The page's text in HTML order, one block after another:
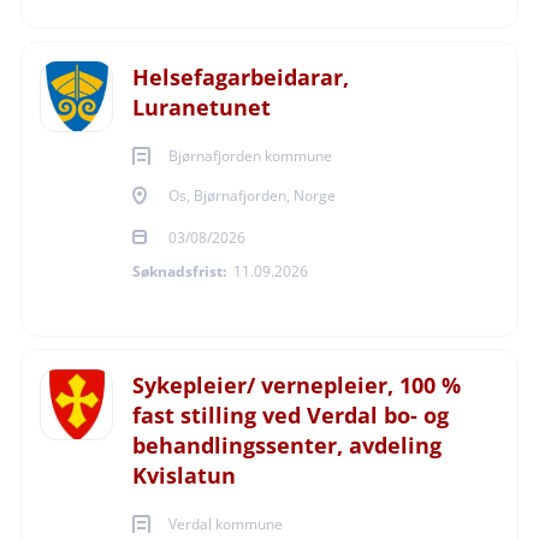
Helsefagarbeidarar,
Luranetunet
Bjørnafjorden kommune
Os, Bjørnafjorden, Norge
03/08/2026
Søknadsfrist: 11.09.2026
Sykepleier/ vernepleier, 100 %
fast stilling ved Verdal bo- og
behandlingssenter, avdeling
Kvislatun
Verdal kommune
Telefon: +4746441694
E-post:Line.Nordal.Andersen@arendal.kommune.no
Søknadsfrist
Ansettelsesform